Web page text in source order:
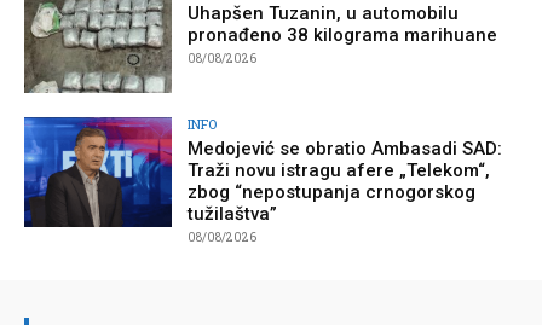
Uhapšen Tuzanin, u automobilu
pronađeno 38 kilograma marihuane
08/08/2026
INFO
Medojević se obratio Ambasadi SAD:
Traži novu istragu afere „Telekom“,
zbog “nepostupanja crnogorskog
tužilaštva”
08/08/2026